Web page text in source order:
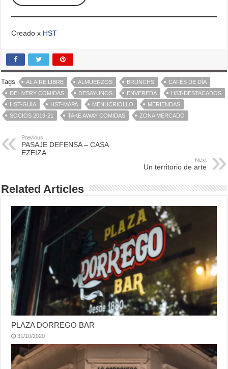
Creado x HST
Tags AL AIRE LIBRE ALMUERZOS BRUNCHS
CAFÉS DE DÍA
DELIVERY COMIDAS
DESAYUNOS ENVEREDA
HST-DESTACADOS
HST-GUIA
HST-MAPA MENUCRIOLLO
MERIENDAS
SOCIOS 2019-21
TAKE AWAY COMIDAS ZONA MERCADO
Previous
PASAJE DEFENSA – CASA
EZEIZA
Next
Un territorio de arte
Related Articles
PLAZA DORREGO BAR
31/10/2020